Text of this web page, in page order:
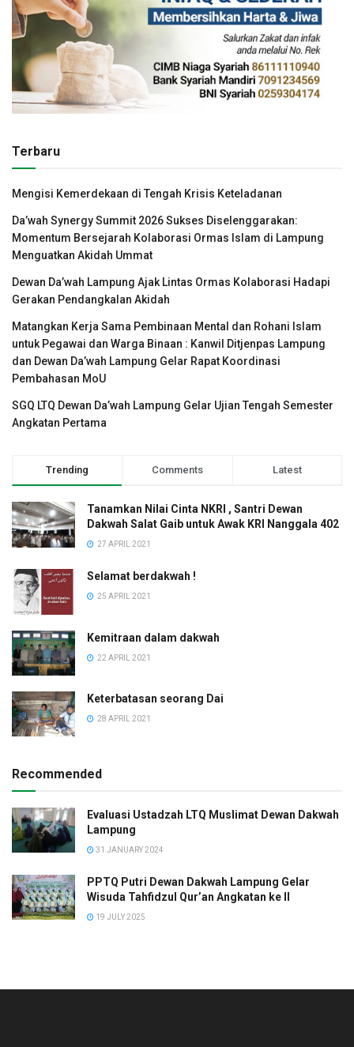
Terbaru
Mengisi Kemerdekaan di Tengah Krisis Keteladanan
Da’wah Synergy Summit 2026 Sukses Diselenggarakan:
Momentum Bersejarah Kolaborasi Ormas Islam di Lampung
Menguatkan Akidah Ummat
Dewan Da’wah Lampung Ajak Lintas Ormas Kolaborasi Hadapi
Gerakan Pendangkalan Akidah
Matangkan Kerja Sama Pembinaan Mental dan Rohani Islam
untuk Pegawai dan Warga Binaan : Kanwil Ditjenpas Lampung
dan Dewan Da’wah Lampung Gelar Rapat Koordinasi
Pembahasan MoU
SGQ LTQ Dewan Da’wah Lampung Gelar Ujian Tengah Semester
Angkatan Pertama
Trending Comments Latest
Tanamkan Nilai Cinta NKRI , Santri Dewan
Dakwah Salat Gaib untuk Awak KRI Nanggala 402
27 APRIL 2021
Selamat berdakwah !
25 APRIL 2021
Kemitraan dalam dakwah
22 APRIL 2021
Keterbatasan seorang Dai
28 APRIL 2021
Recommended
Evaluasi Ustadzah LTQ Muslimat Dewan Dakwah
Lampung
31 JANUARY 2024
PPTQ Putri Dewan Dakwah Lampung Gelar
Wisuda Tahfidzul Qur’an Angkatan ke II
19 JULY 2025